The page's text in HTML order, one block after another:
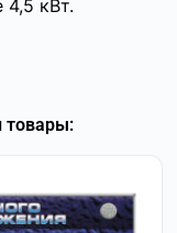
кВт.
товары: